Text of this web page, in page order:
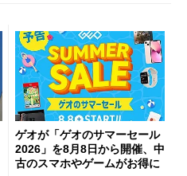
ゲオが「ゲオのサマーセール
2026」を8月8日から開催、中
古のスマホやゲームがお得に